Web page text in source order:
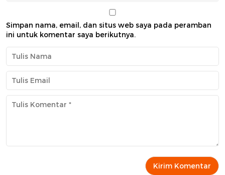
Simpan nama, email, dan situs web saya pada peramban
ini untuk komentar saya berikutnya.